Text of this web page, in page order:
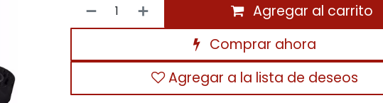
Agregar al carrito
Comprar ahora
Agregar a la lista de deseos